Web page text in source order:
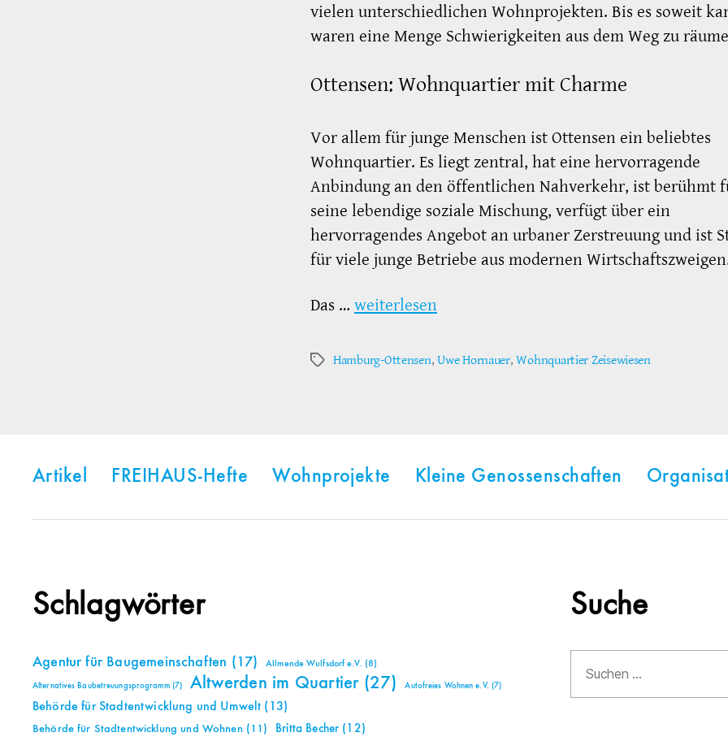
vielen unterschiedlichen Wohnprojekten. Bis es soweit
waren eine Menge Schwierigkeiten aus dem Weg zu
Ottensen: Wohnquartier mit Charme
Vor allem für junge Menschen ist Ottensen ein beliebtes
Wohnquartier. Es liegt zentral, hat eine hervorragende
Anbindung an den öffentlichen Nahverkehr, ist berühmt
seine lebendige soziale Mischung, verfügt über ein
hervorragendes Angebot an urbaner Zerstreuung und ist
für viele junge Betriebe aus modernen
Das … weiterlesen
Schlagwörter
Hamburg-Ottensen,Uwe Hornauer,Wohnquartier Zeisewiesen
Artikel FREIHAUS-Hefte Wohnprojekte Kleine Genossenschaften
Schlagwörter
Agentur für Baugemeinschaften (17) Allmende Wulfsdorf e.V. (8)
Alternatives Baubetreuungsprogramm(7) Altwerden im Quartier(27) Autofreies Wohnen e.V. (7)
Behörde für Stadtentwicklung und Umwelt (13)
Behörde für Stadtentwicklung und Wohnen(11) Britta Becher (12)
Suche
nach: